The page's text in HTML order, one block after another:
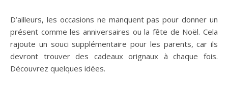
D’ailleurs, les occasions ne manquent pas pour donner un
présent comme les anniversaires ou la fête de Noël. Cela
rajoute un souci supplémentaire pour les parents, car ils
devront trouver des cadeaux orignaux à chaque fois.
Découvrez quelques idées.